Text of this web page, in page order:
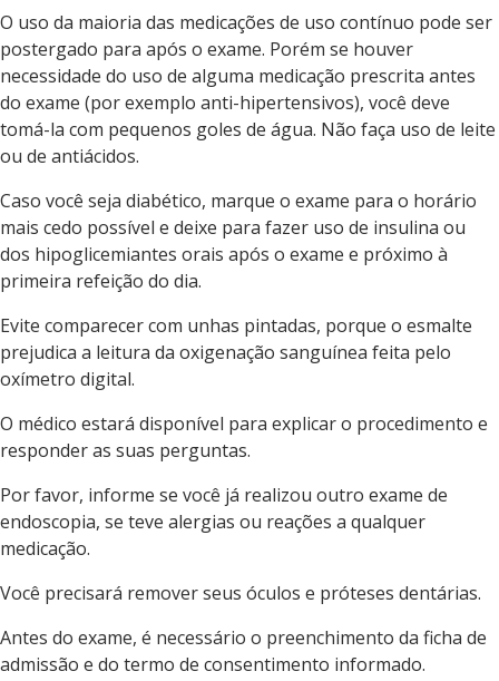
O uso da maioria das medicações de uso contínuo pode ser
postergado para após o exame. Porém se houver
necessidade do uso de alguma medicação prescrita antes
do exame (por exemplo anti-hipertensivos), você deve
tomá-la com pequenos goles de água. Não faça uso de leite
ou de antiácidos.
Caso você seja diabético, marque o exame para o horário
mais cedo possível e deixe para fazer uso de insulina ou
dos hipoglicemiantes orais após o exame e próximo à
primeira refeição do dia.
Evite comparecer com unhas pintadas, porque o esmalte
prejudica a leitura da oxigenação sanguínea feita pelo
oxímetro digital.
O médico estará disponível para explicar o procedimento e
responder as suas perguntas.
Por favor, informe se você já realizou outro exame de
endoscopia, se teve alergias ou reações a qualquer
medicação.
Você precisará remover seus óculos e próteses dentárias.
Antes do exame, é necessário o preenchimento da ficha de
admissão e do termo de consentimento informado.